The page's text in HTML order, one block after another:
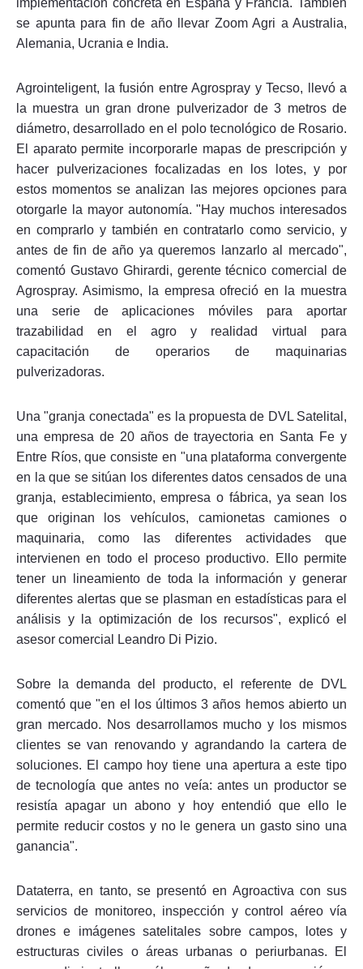
implementación concreta en España y Francia. También
se apunta para fin de año llevar Zoom Agri a Australia,
Alemania, Ucrania e India.
Agrointeligent, la fusión entre Agrospray y Tecso, llevó a
la muestra un gran drone pulverizador de 3 metros de
diámetro, desarrollado en el polo tecnológico de Rosario.
El aparato permite incorporarle mapas de prescripción y
hacer pulverizaciones focalizadas en los lotes, y por
estos momentos se analizan las mejores opciones para
otorgarle la mayor autonomía. "Hay muchos interesados
en comprarlo y también en contratarlo como servicio, y
antes de fin de año ya queremos lanzarlo al mercado",
comentó Gustavo Ghirardi, gerente técnico comercial de
Agrospray. Asimismo, la empresa ofreció en la muestra
una serie de aplicaciones móviles para aportar
trazabilidad en el agro y realidad virtual para
capacitación de operarios de maquinarias
pulverizadoras.
Una "granja conectada" es la propuesta de DVL Satelital,
una empresa de 20 años de trayectoria en Santa Fe y
Entre Ríos, que consiste en "una plataforma convergente
en la que se sitúan los diferentes datos censados de una
granja, establecimiento, empresa o fábrica, ya sean los
que originan los vehículos, camionetas camiones o
maquinaria, como las diferentes actividades que
intervienen en todo el proceso productivo. Ello permite
tener un lineamiento de toda la información y generar
diferentes alertas que se plasman en estadísticas para el
análisis y la optimización de los recursos", explicó el
asesor comercial Leandro Di Pizio.
Sobre la demanda del producto, el referente de DVL
comentó que "en el los últimos 3 años hemos abierto un
gran mercado. Nos desarrollamos mucho y los mismos
clientes se van renovando y agrandando la cartera de
soluciones. El campo hoy tiene una apertura a este tipo
de tecnología que antes no veía: antes un productor se
resistía apagar un abono y hoy entendió que ello le
permite reducir costos y no le genera un gasto sino una
ganancia".
Dataterra, en tanto, se presentó en Agroactiva con sus
servicios de monitoreo, inspección y control aéreo vía
drones e imágenes satelitales sobre campos, lotes y
estructuras civiles o áreas urbanas o periurbanas. El